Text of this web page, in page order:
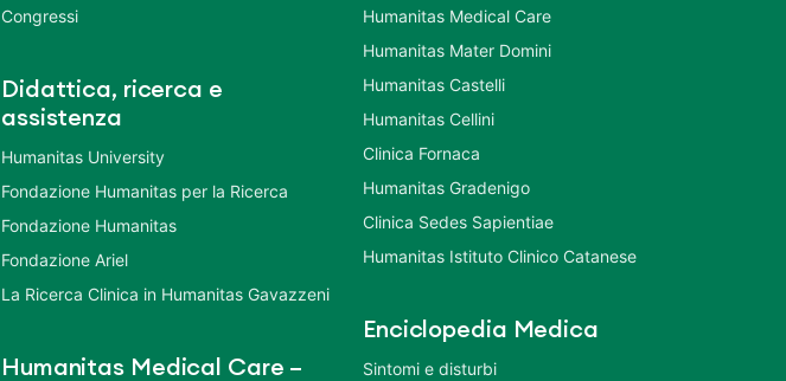
Congressi
Didattica, ricerca e
assistenza
Humanitas University
Fondazione Humanitas per la Ricerca
Fondazione Humanitas
Fondazione Ariel
La Ricerca Clinica in Humanitas Gavazzeni
Humanitas Medical Care –
Humanitas Medical Care
Humanitas Mater Domini
Humanitas Castelli
Humanitas Cellini
Clinica Fornaca
Humanitas Gradenigo
Clinica Sedes Sapientiae
Humanitas Istituto Clinico Catanese
Enciclopedia Medica
Sintomi e disturbi